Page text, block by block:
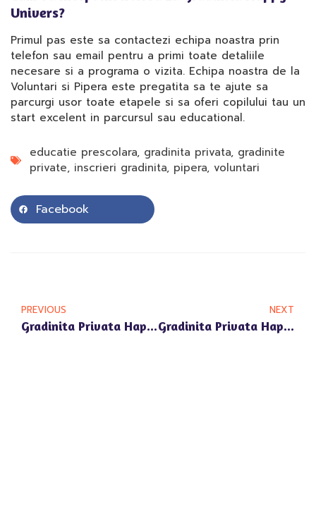
Univers?
Primul pas este sa contactezi echipa noastra prin
telefon sau email pentru a primi toate detaliile
necesare si a programa o vizita. Echipa noastra de la
Voluntari si Pipera este pregatita sa te ajute sa
parcurgi usor toate etapele si sa oferi copilului tau un
start excelent in parcursul sau educational.
educatie prescolara, gradinita privata, gradinite
private, inscrieri gradinita, pipera, voluntari
Facebook
PREVIOUS
Gradinita Privata Happy Univers Voluntari: Implicarea Copiilor In Activitati Ecologice
NEXT
Gradinita Privata Happy Univers: Un Nou Standard In Educatie In Voluntari Si Pipera